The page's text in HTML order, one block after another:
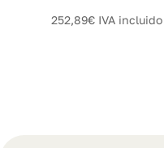
252,89€ IVA incluido